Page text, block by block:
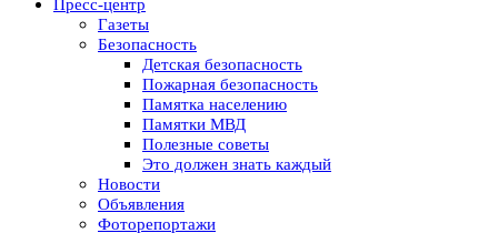
Пресс-центр
Газеты
Безопасность
Детская безопасность
Пожарная безопасность
Памятка населению
Памятки МВД
Полезные советы
Это должен знать каждый
Новости
Объявления
Фоторепортажи